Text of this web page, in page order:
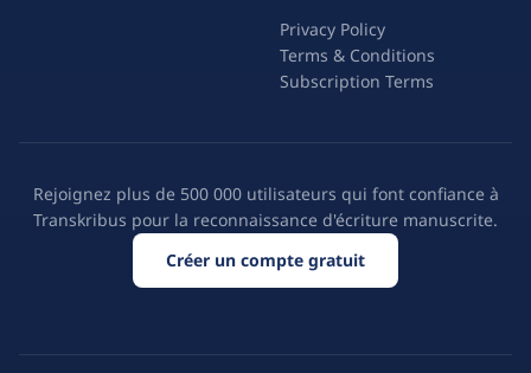
Privacy Policy
Terms & Conditions
Subscription Terms
Rejoignez plus de 500 000 utilisateurs qui font confiance à
Transkribus pour la reconnaissance d'écriture manuscrite.
Créer un compte gratuit